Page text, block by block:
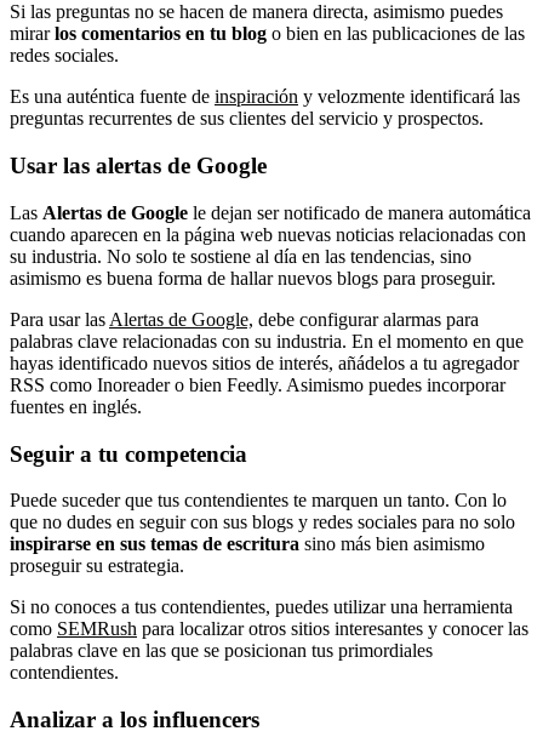
Si las preguntas no se hacen de manera directa, asimismo puedes
mirarlos comentarios en tu blog o bien en las publicaciones de las
redes sociales.
Es una auténtica fuente de inspiración y velozmente identificará las
preguntas recurrentes de sus clientes del servicio y prospectos.
Usar las alertas de Google
Las Alertas de Google le dejan ser notificado de manera automática
cuando aparecen en la página web nuevas noticias relacionadas con
su industria. No solo te sostiene al día en las tendencias, sino
asimismo es buena forma de hallar nuevos blogs para proseguir.
Para usar las Alertas de Google, debe configurar alarmas para
palabras clave relacionadas con su industria. En el momento en que
hayas identificado nuevos sitios de interés, añádelos a tu agregador
RSS como Inoreader o bien Feedly. Asimismo puedes incorporar
fuentes en inglés.
Seguir a tu competencia
Puede suceder que tus contendientes te marquen un tanto. Con lo
que no dudes en seguir con sus blogs y redes sociales para no solo
inspirarse en sus temas de escritura sino más bien asimismo
proseguir su estrategia.
Si no conoces a tus contendientes, puedes utilizar una herramienta
como SEMRush para localizar otros sitios interesantes y conocer las
palabras clave en las que se posicionan tus primordiales
contendientes.
Analizar a los influencers